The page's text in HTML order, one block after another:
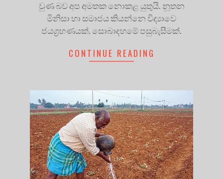
වුණ බව අප අමතක නොකළ යුතුයි. නූතන
මිනිසා හා සමාජය කියන්නෙ විද්‍යාවෙ
ජයග්‍රහණයක්. සොබාදහමේ පසුබැසීමක්.
CONTINUE READING